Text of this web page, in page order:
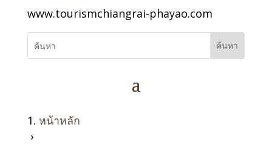
www.tourismchiangrai-phayao.com
หน้าหลัก
›